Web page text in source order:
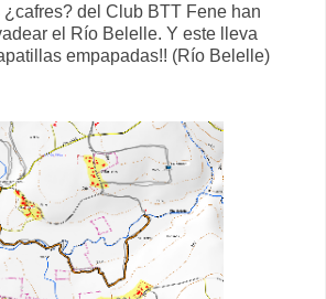
del Club BTT Fene han
el Río Belelle. Y este lleva
empapadas!! (Río Belelle)